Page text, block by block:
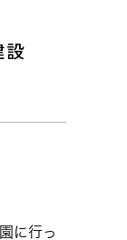
設
に行っ